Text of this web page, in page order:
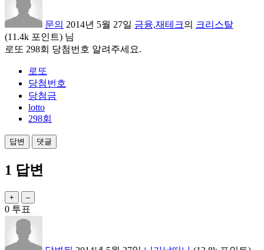
문의 2014년 5월 27일 금융,재테크의 크리스탈
(11.4k 포인트) 님
로또 298회 당첨번호 알려주세요.
로또
당첨번호
당첨금
lotto
298회
1 답변
0 투표